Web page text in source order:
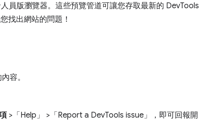
員版瀏覽器。這些預覽管道可讓您存取最新的 DevTools
找出網站的問題！
容。
>「Help」 >「Report a DevTools issue」
，即可回報開